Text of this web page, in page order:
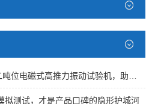
拟测试，才是产品口碑的隐形护城河